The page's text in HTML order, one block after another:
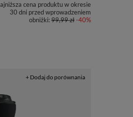
cena produktu w okresie
30 dni przed wprowadzeniem
obniżki:99,99 zł-40%
+ Dodaj do porównania